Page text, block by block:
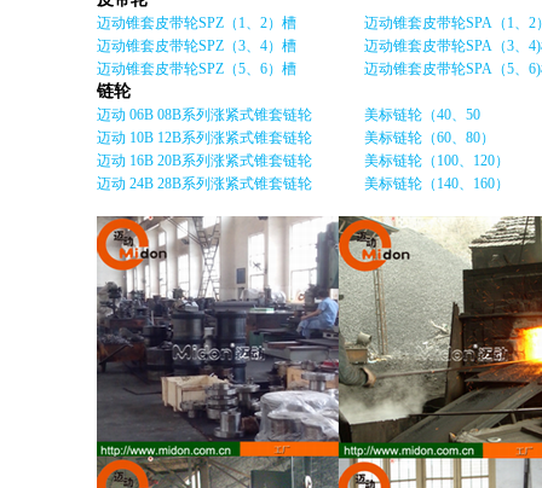
迈动锥套皮带轮SPZ（1、2）槽
迈动锥套皮带轮SPA（1、2
迈动锥套皮带轮SPZ（3、4）槽
迈动锥套皮带轮SPA（3、
迈动锥套皮带轮SPZ（5、6）槽
迈动锥套皮带轮SPA（5、
链轮
迈动 06B 08B系列涨紧式锥套链轮
美标链轮（40、50
迈动 10B 12B系列涨紧式锥套链轮
美标链轮（60、80）
迈动 16B 20B系列涨紧式锥套链轮
美标链轮（100、120）
迈动 24B 28B系列涨紧式锥套链轮
美标链轮（140、160）